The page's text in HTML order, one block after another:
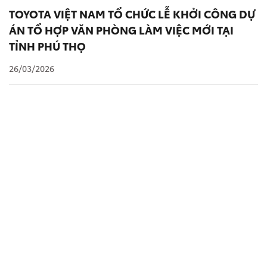
TOYOTA VIỆT NAM TỔ CHỨC LỄ KHỞI CÔNG DỰ
ÁN TỔ HỢP VĂN PHÒNG LÀM VIỆC MỚI TẠI
TỈNH PHÚ THỌ
26/03/2026